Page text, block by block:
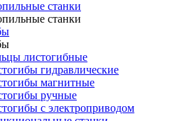
станки
станки
листогибные
гидравлические
магнитные
ручные
с электроприводом